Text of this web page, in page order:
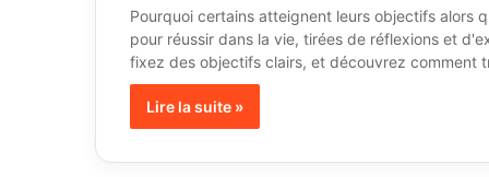
Pourquoi certains atteignent leurs objectifs alors
pour réussir dans la vie, tirées de réflexions et
fixez des objectifs clairs, et découvrez comment
Lire la suite »